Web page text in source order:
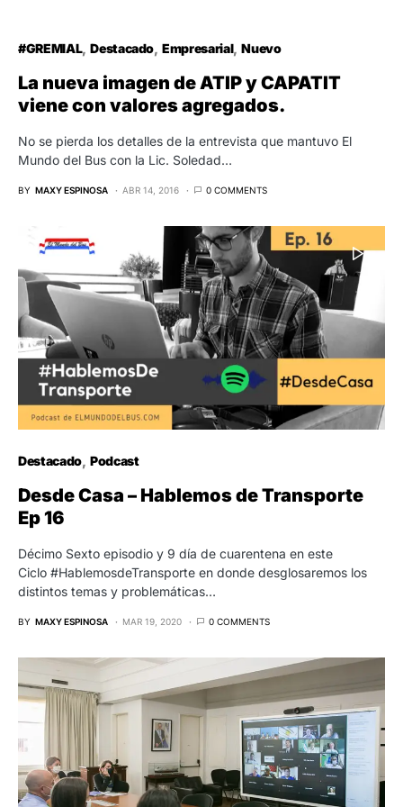
Destacado Podcast
Ep 16
Décimo Sexto episodio y 9 día de cuarentena en este
distintos temas y problemáticas…
MAXY ESPINOSA MAR 19, 2020 0 COMMENTS
Destacado
Se desarrolló la Tercera y última jornada
de Exposiciones para la licitación de la
Se avanzó en las últimas propuestas para la conformación de
los pliegos de licitación de la Hidrovía Paraná…
REDACCIÓN MAR 26, 2021 0 COMMENTS